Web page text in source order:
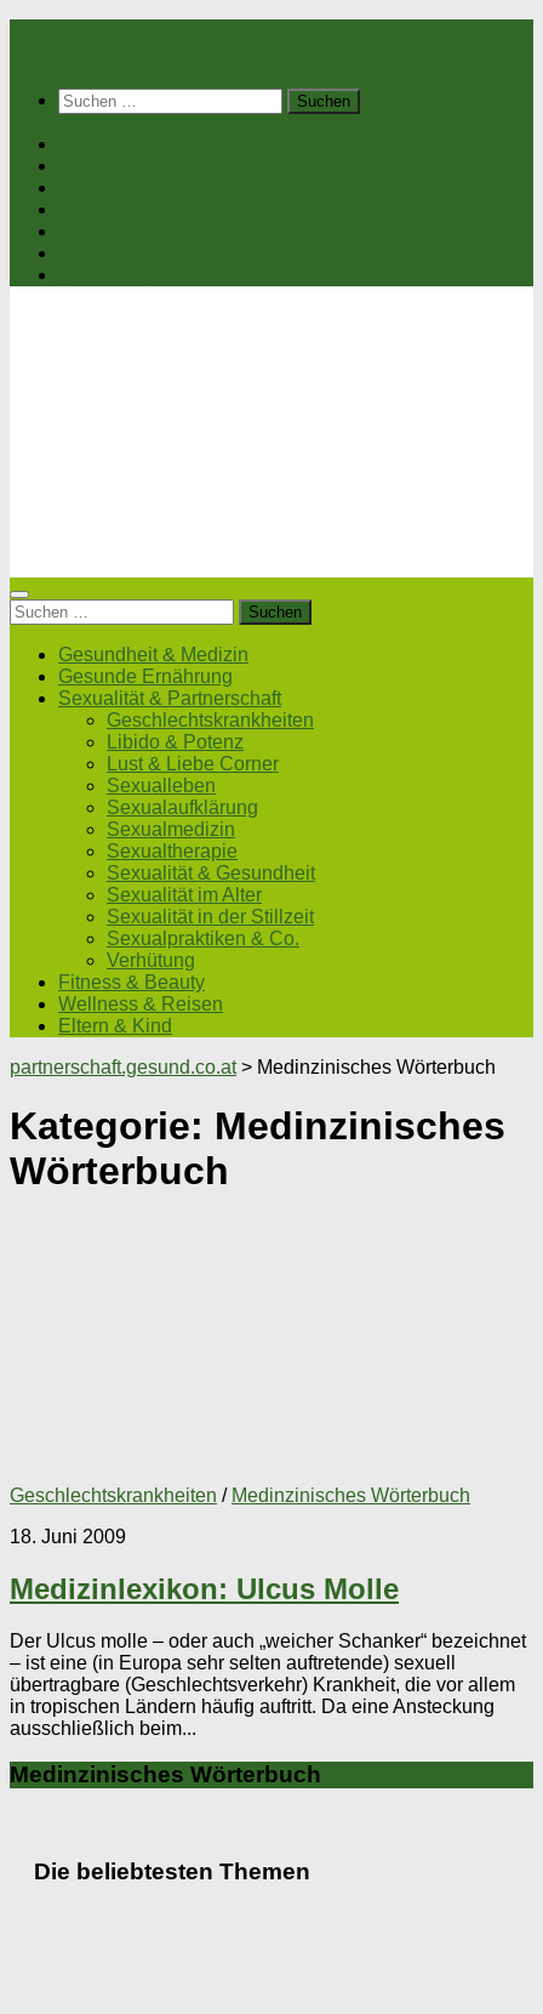
Suchen
nach:
Suchen
nach:
Gesundheit & Medizin
Gesunde Ernährung
Sexualität & Partnerschaft
Geschlechtskrankheiten
Libido & Potenz
Lust & Liebe Corner
Sexualleben
Sexualaufklärung
Sexualmedizin
Sexualtherapie
Sexualität & Gesundheit
Sexualität im Alter
Sexualität in der Stillzeit
Sexualpraktiken & Co.
Verhütung
Fitness & Beauty
Wellness & Reisen
Eltern & Kind
partnerschaft.gesund.co.at> Medinzinisches Wörterbuch
Kategorie: Medinzinisches
Wörterbuch
Geschlechtskrankheiten / Medinzinisches Wörterbuch
18. Juni 2009
Medizinlexikon: Ulcus Molle
Der Ulcus molle – oder auch „weicher Schanker“ bezeichnet
– ist eine (in Europa sehr selten auftretende) sexuell
übertragbare (Geschlechtsverkehr) Krankheit, die vor allem
in tropischen Ländern häufig auftritt. Da eine Ansteckung
ausschließlich beim...
Medinzinisches Wörterbuch
Die beliebtesten Themen